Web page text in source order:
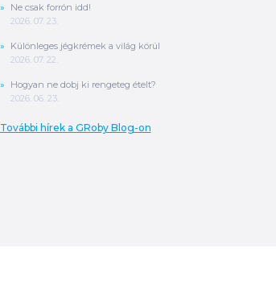
Ne csak forrón idd!
2026. 07. 23.
Különleges jégkrémek a világ körül
2026. 07. 22.
Hogyan ne dobj ki rengeteg ételt?
2026. 06. 23.
További hírek a GRoby Blog-on